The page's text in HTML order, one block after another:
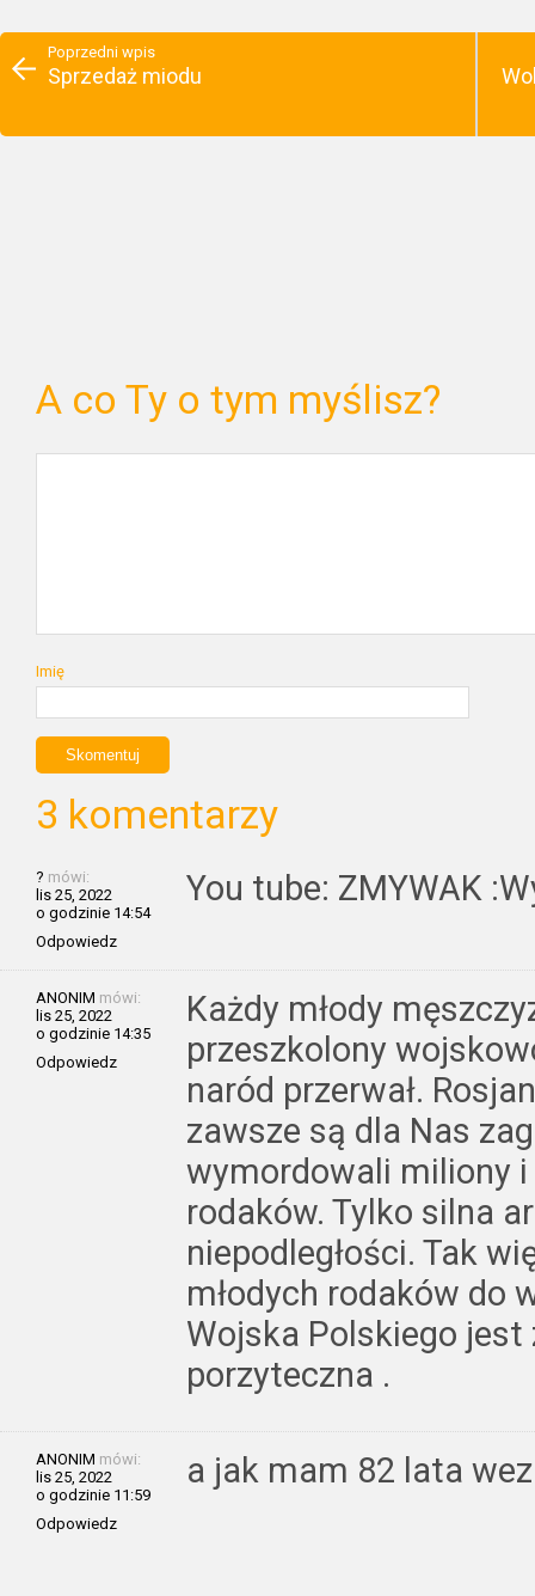
Poprzedni wpis
Sprzedaż miodu
A co Ty o tym myślisz?
Imię
3 komentarzy
? mówi:
lis 25, 2022
o godzinie 14:54
Odpowiedz
You tube: ZMYWAK
ANONIM mówi:
lis 25, 2022
o godzinie 14:35
Odpowiedz
Każdy młody
przeszkolony
naród przerwał.
zawsze są dla Nas
wymordowali miliony
rodaków. Tylko silna
niepodległości. Tak
młodych rodaków do
Wojska Polskiego
porzyteczna .
ANONIM mówi:
lis 25, 2022
o godzinie 11:59
Odpowiedz
a jak mam 82 lata